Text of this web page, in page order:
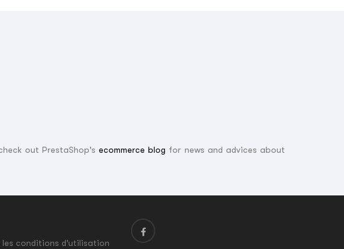
out PrestaShop'secommerce blog for news and advices about
les conditions d'utilisation